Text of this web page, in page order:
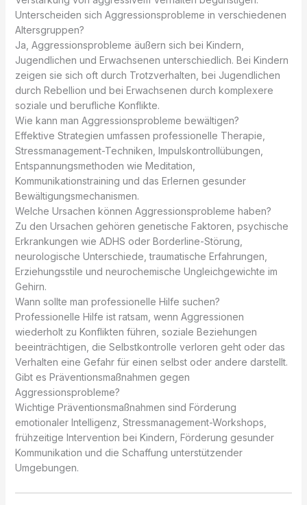
Unterscheiden sich Aggressionsprobleme in verschiedenen
Altersgruppen?
Ja, Aggressionsprobleme äußern sich bei Kindern,
Jugendlichen und Erwachsenen unterschiedlich. Bei Kindern
zeigen sie sich oft durch Trotzverhalten, bei Jugendlichen
durch Rebellion und bei Erwachsenen durch komplexere
soziale und berufliche Konflikte.
Wie kann man Aggressionsprobleme bewältigen?
Effektive Strategien umfassen professionelle Therapie,
Stressmanagement-Techniken, Impulskontrollübungen,
Entspannungsmethoden wie Meditation,
Kommunikationstraining und das Erlernen gesunder
Bewältigungsmechanismen.
Welche Ursachen können Aggressionsprobleme haben?
Zu den Ursachen gehören genetische Faktoren, psychische
Erkrankungen wie ADHS oder Borderline-Störung,
neurologische Unterschiede, traumatische Erfahrungen,
Erziehungsstile und neurochemische Ungleichgewichte im
Gehirn.
Wann sollte man professionelle Hilfe suchen?
Professionelle Hilfe ist ratsam, wenn Aggressionen
wiederholt zu Konflikten führen, soziale Beziehungen
beeinträchtigen, die Selbstkontrolle verloren geht oder das
Verhalten eine Gefahr für einen selbst oder andere darstellt.
Gibt es Präventionsmaßnahmen gegen
Aggressionsprobleme?
Wichtige Präventionsmaßnahmen sind Förderung
emotionaler Intelligenz, Stressmanagement-Workshops,
frühzeitige Intervention bei Kindern, Förderung gesunder
Kommunikation und die Schaffung unterstützender
Umgebungen.